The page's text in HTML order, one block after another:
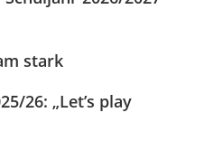
stark
26: „Let’s play